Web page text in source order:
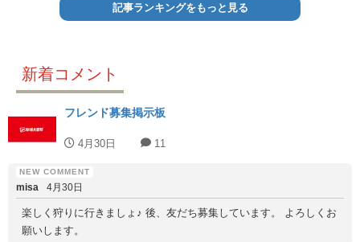
記事ランキングをもっと見る
新着コメント
フレンド募集掲示板
4月30日 11
misa 4月30日
楽しく狩りに行きましょ♪ 後、友だち募集しています。 よろしくお
願いします。